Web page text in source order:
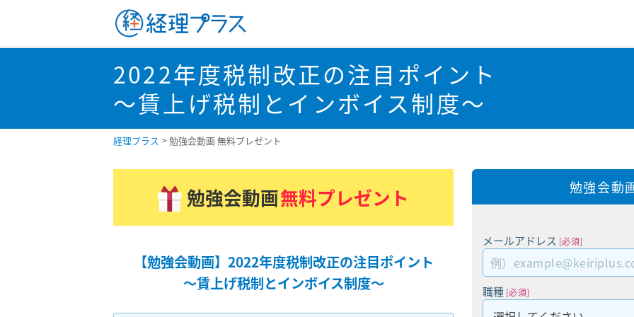
2022年度税制改正の注目ポイント
～賃上げ税制とインボイス制度～
経理プラス 勉強会動画 無料プレゼント
勉強会動画無料プレゼント
【勉強会動画】2022年度税制改正の注目ポイント
～賃上げ税制とインボイス制度～
勉強会動
メールアドレス [必須]
職種 [必須]